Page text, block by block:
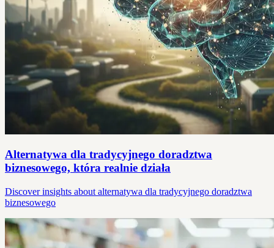
Alternatywa dla tradycyjnego doradztwa
biznesowego, która realnie działa
Discover insights about alternatywa dla tradycyjnego doradztwa
biznesowego